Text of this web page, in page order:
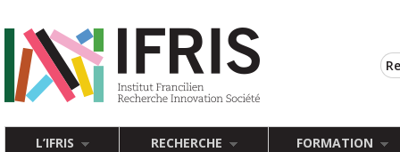
L’IFRIS RECHERCHE FORMATION